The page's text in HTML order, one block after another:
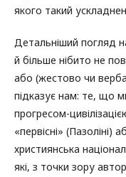
якого такий
Детальніший погляд
й більше нібито не
або (жестово чи
підказує нам: те, що
прогресом-
«первісні» (Пазоліні)
християнська
які, з точки зору